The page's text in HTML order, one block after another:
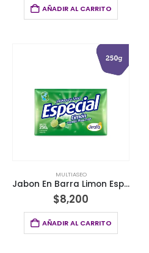
AÑADIR AL CARRITO
MULTIASEO
Jabon En Barra Limon Especial X 3 Unds 250Gr
$8,200
AÑADIR AL CARRITO